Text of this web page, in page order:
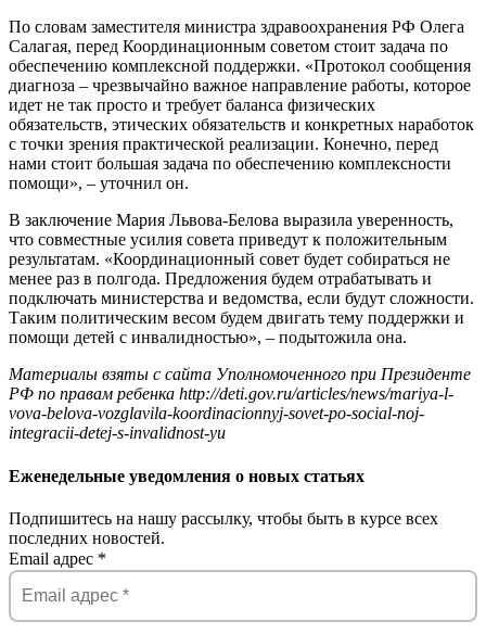
По словам заместителя министра здравоохранения РФ Олега
Салагая, перед Координационным советом стоит задача по
обеспечению комплексной поддержки. «Протокол сообщения
диагноза – чрезвычайно важное направление работы, которое
идет не так просто и требует баланса физических
обязательств, этических обязательств и конкретных наработок
с точки зрения практической реализации. Конечно, перед
нами стоит большая задача по обеспечению комплексности
помощи», – уточнил он.
В заключение Мария Львова-Белова выразила уверенность,
что совместные усилия совета приведут к положительным
результатам. «Координационный совет будет собираться не
менее раз в полгода. Предложения будем отрабатывать и
подключать министерства и ведомства, если будут сложности.
Таким политическим весом будем двигать тему поддержки и
помощи детей с инвалидностью», – подытожила она.
Материалы взяты с сайта Уполномоченного при Президенте
РФ по правам ребенка http://deti.gov.ru/articles/news/mariya-l-
vova-belova-vozglavila-koordinacionnyj-sovet-po-social-noj-
integracii-detej-s-invalidnost-yu
Еженедельные уведомления о новых статьях
Подпишитесь на нашу рассылку, чтобы быть в курсе всех
последних новостей.
Email адрес *